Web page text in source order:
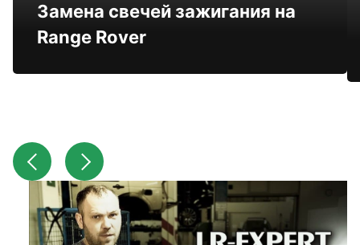
Замена свечей зажигания на
Range Rover